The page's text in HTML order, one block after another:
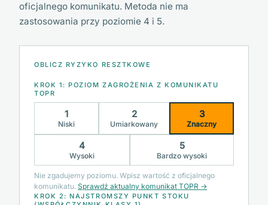
oficjalnego komunikatu. Metoda nie ma
zastosowania przy poziomie 4 i 5.
OBLICZ RYZYKO RESZTKOWE
KROK 1: POZIOM ZAGROŻENIA Z KOMUNIKATU
TOPR
1
Niski
2
Umiarkowany
3
Znaczny
4
Wysoki
5
Bardzo wysoki
Nie zgadujemy poziomu. Wpisz wartość z oficjalnego
komunikatu. Sprawdź aktualny komunikat TOPR →
KROK 2: NAJSTROMSZY PUNKT STOKU